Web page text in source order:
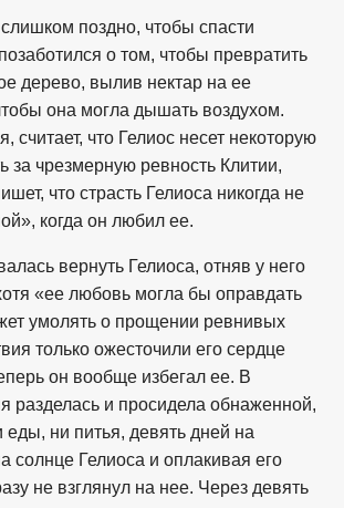
поздно, чтобы спасти
о том, чтобы превратить
дерево, вылив нектар на ее
она могла дышать воздухом.
считает, что Гелиос несет некоторую
за чрезмерную ревность Клитии,
что страсть Гелиоса никогда не
когда он любил ее.
вернуть Гелиоса, отняв у него
«ее любовь могла бы оправдать
умолять о прощении ревнивых
только ожесточили его сердце
он вообще избегал ее. В
разделась и просидела обнаженной,
ни питья, девять дней на
солнце Гелиоса и оплакивая его
не взглянул на нее. Через девять